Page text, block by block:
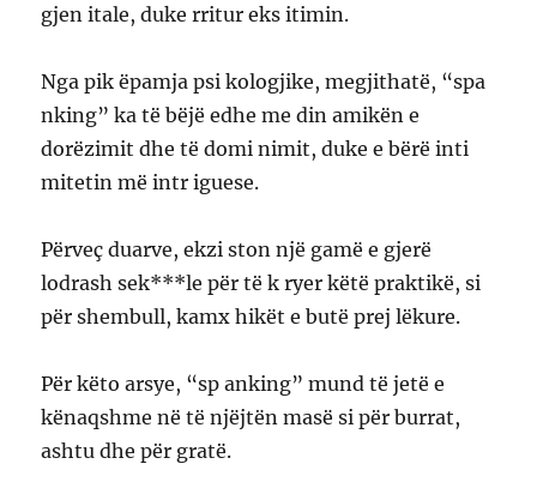
gjen itale, duke rritur eks itimin.
Nga pik ëpamja psi kologjike, megjithatë, “spa
nking” ka të bëjë edhe me din amikën e
dorëzimit dhe të domi nimit, duke e bërë inti
mitetin më intr iguese.
Përveç duarve, ekzi ston një gamë e gjerë
lodrash sek***le për të k ryer këtë praktikë, si
për shembull, kamx hikët e butë prej lëkure.
Për këto arsye, “sp anking” mund të jetë e
kënaqshme në të njëjtën masë si për burrat,
ashtu dhe për gratë.